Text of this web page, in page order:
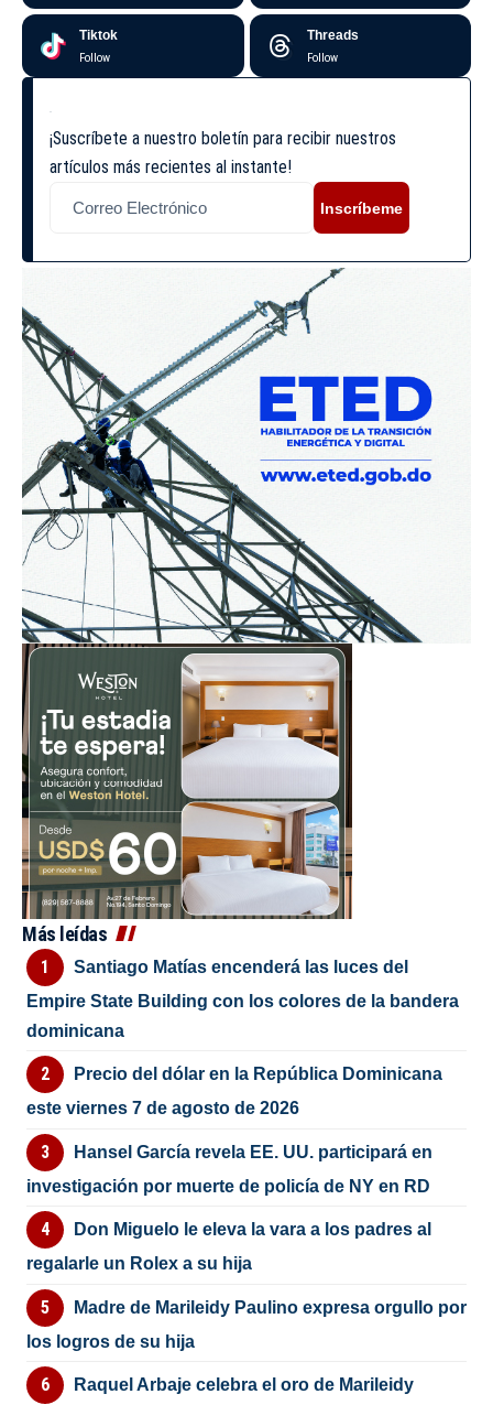
Tiktok
Follow
Threads
Follow
¡Suscríbete a nuestro boletín para recibir nuestros
artículos más recientes al instante!
Inscríbeme
Más leídas
Santiago Matías encenderá las luces del
Empire State Building con los colores de la bandera
dominicana
Precio del dólar en la República Dominicana
este viernes 7 de agosto de 2026
Hansel García revela EE. UU. participará en
investigación por muerte de policía de NY en RD
Don Miguelo le eleva la vara a los padres al
regalarle un Rolex a su hija
Madre de Marileidy Paulino expresa orgullo por
los logros de su hija
Raquel Arbaje celebra el oro de Marileidy